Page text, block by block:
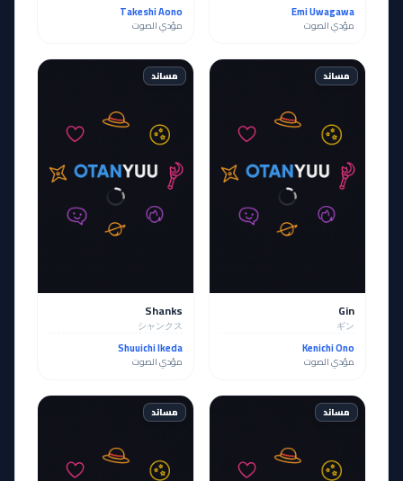
Emi Uwagawa
مؤدي الصوت
Takeshi Aono
مؤدي الصوت
مساند
Gin
ギン
Kenichi Ono
مؤدي الصوت
مساند
Shanks
シャンクス
Shuuichi Ikeda
مؤدي الصوت
مساند مساند